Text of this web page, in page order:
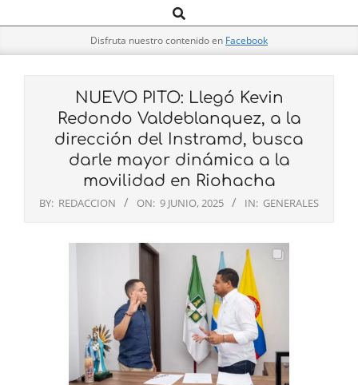
Pulso
Navigation
Search
Disfruta nuestro contenido en Facebook
NUEVO PITO: Llegó Kevin
Redondo Valdeblanquez, a la
dirección del Instramd, busca
darle mayor dinámica a la
movilidad en Riohacha
BY: REDACCION ON: 9 JUNIO, 2025 IN: GENERALES